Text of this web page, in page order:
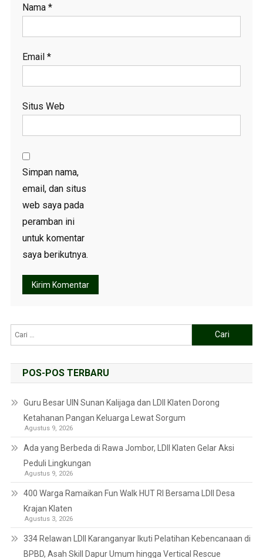
Nama *
Email *
Situs Web
Simpan nama,
email, dan situs
web saya pada
peramban ini
untuk komentar
saya berikutnya.
POS-POS TERBARU
Guru Besar UIN Sunan Kalijaga dan LDII Klaten Dorong
Ketahanan Pangan Keluarga Lewat Sorgum
Agustus 9, 2026
Ada yang Berbeda di Rawa Jombor, LDII Klaten Gelar Aksi
Peduli Lingkungan
Agustus 9, 2026
400 Warga Ramaikan Fun Walk HUT RI Bersama LDII Desa
Krajan Klaten
Agustus 3, 2026
334 Relawan LDII Karanganyar Ikuti Pelatihan Kebencanaan di
BPBD, Asah Skill Dapur Umum hingga Vertical Rescue